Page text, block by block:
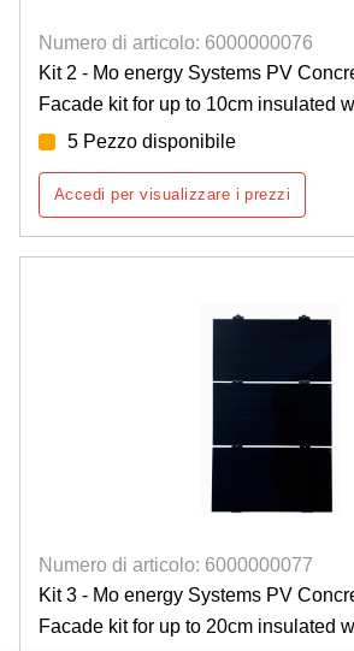
Numero di articolo: 6000000076
Kit 2 - Mo energy Systems PV
Facade kit for up to 10cm insulated
5 Pezzo disponibile
Accedi per visualizzare i prezzi
Numero di articolo: 6000000077
Kit 3 - Mo energy Systems PV
Facade kit for up to 20cm insulated